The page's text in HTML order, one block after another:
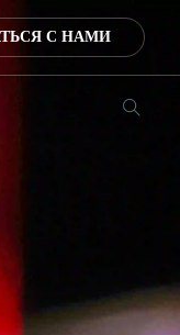
С НАМИ